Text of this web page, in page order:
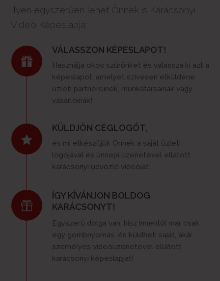
Ilyen egyszerűen lehet Önnek is Karácsonyi
Videó Képeslapja:

VÁLASSZON KÉPESLAPOT!
Használja okos szűrőnket és válassza ki azt a
képeslapot, amelyet szívesen elküldene
üzleti partnereinek, munkatársainak vagy
vásárlóinak!

KÜLDJÖN CÉGLOGÓT,
és mi elkészítjük Önnek a saját üzleti
logójával és ünnepi üzenetével ellátott
karácsonyi üdvözlő videóját!

ÍGY KÍVÁNJON BOLDOG
KARÁCSONYT!
Egyszerű dolga van, hisz innentől már csak
egy gombnyomás, és küldheti saját, akár
személyes videóüzenetével ellátott
karácsonyi képeslapját!